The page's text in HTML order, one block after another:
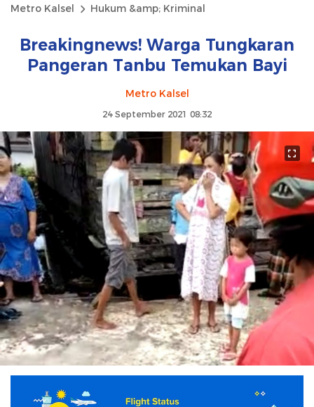
Metro Kalsel Hukum &amp; Kriminal
Breakingnews! Warga Tungkaran
Pangeran Tanbu Temukan Bayi
Metro Kalsel
24 September 2021 08:32